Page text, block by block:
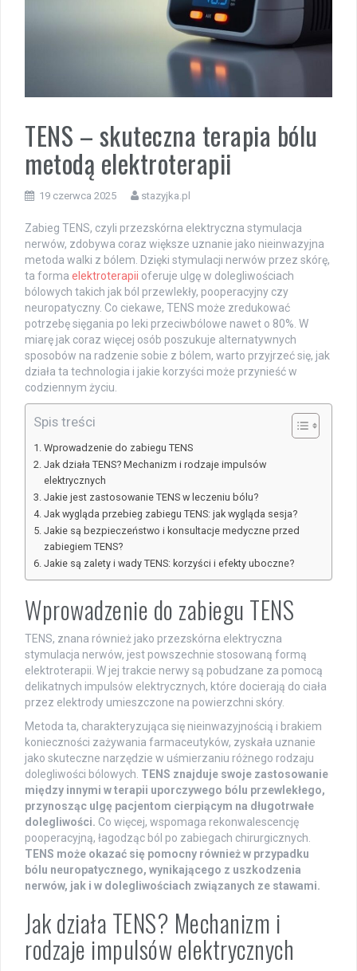
TENS – skuteczna terapia bólu
metodą elektroterapii
19 czerwca 2025 stazyjka.pl
Zabieg TENS, czyli przezskórna elektryczna stymulacja
nerwów, zdobywa coraz większe uznanie jako nieinwazyjna
metoda walki z bólem. Dzięki stymulacji nerwów przez skórę,
ta forma elektroterapii oferuje ulgę w dolegliwościach
bólowych takich jak ból przewlekły, pooperacyjny czy
neuropatyczny. Co ciekawe, TENS może zredukować
potrzebę sięgania po leki przeciwbólowe nawet o 80%. W
miarę jak coraz więcej osób poszukuje alternatywnych
sposobów na radzenie sobie z bólem, warto przyjrzeć się, jak
działa ta technologia i jakie korzyści może przynieść w
codziennym życiu.
Spis treści
Wprowadzenie do zabiegu TENS
Jak działa TENS? Mechanizm i rodzaje impulsów
elektrycznych
Jakie jest zastosowanie TENS w leczeniu bólu?
Jak wygląda przebieg zabiegu TENS: jak wygląda sesja?
Jakie są bezpieczeństwo i konsultacje medyczne przed
zabiegiem TENS?
Jakie są zalety i wady TENS: korzyści i efekty uboczne?
Wprowadzenie do zabiegu TENS
TENS, znana również jako przezskórna elektryczna
stymulacja nerwów, jest powszechnie stosowaną formą
elektroterapii. W jej trakcie nerwy są pobudzane za pomocą
delikatnych impulsów elektrycznych, które docierają do ciała
przez elektrody umieszczone na powierzchni skóry.
Metoda ta, charakteryzująca się nieinwazyjnością i brakiem
konieczności zażywania farmaceutyków, zyskała uznanie
jako skuteczne narzędzie w uśmierzaniu różnego rodzaju
dolegliwości bólowych. TENS znajduje swoje zastosowanie
między innymi w terapii uporczywego bólu przewlekłego,
przynosząc ulgę pacjentom cierpiącym na długotrwałe
dolegliwości. Co więcej, wspomaga rekonwalescencję
pooperacyjną, łagodząc ból po zabiegach chirurgicznych.
TENS może okazać się pomocny również w przypadku
bólu neuropatycznego, wynikającego z uszkodzenia
nerwów, jak i w dolegliwościach związanych ze stawami.
Jak działa TENS? Mechanizm i
rodzaje impulsów elektrycznych